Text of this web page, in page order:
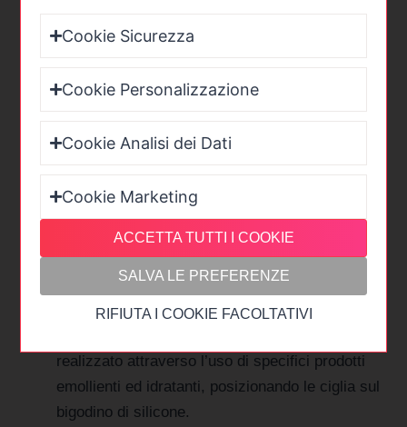
per una durata complessiva di circa 60 minuti,
lettino.
I passaggi per una corretta laminazione ciglia sono i
Pulizia: per una buona riuscita del trattamento è
fondamentale preparare la zona da trattare,
eseguendo un buon demaquillage per eliminare
ogni residuo di trucco o impurità.
realizzato attraverso l’uso di specifici prodotti
emollienti ed idratanti, posizionando le ciglia sul
bigodino di silicone.
Cookie Sicurezza
Cookie Personalizzazione
Cookie Analisi dei Dati
Cookie Marketing
ACCETTA TUTTI I COOKIE
SALVA LE PREFERENZE
RIFIUTA I COOKIE FACOLTATIVI